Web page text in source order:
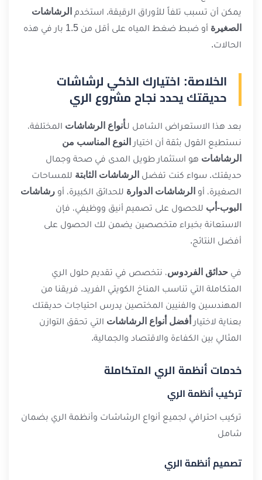
يمكن أن تسبب تلفاً للأوراق الرقيقة. استخدم
الرشاشات
الصغيرة
أو ضبط ضغط المياه على أقل من 1.5 بار في هذه
الحالات.
الخلاصة: اختيارك الذكي لرشاشات
حديقتك يحدد نجاح مشروع الري
بعد هذا الاستعراض الشامل لـأنواع الرشاشات المختلفة،
نستطيع القول بثقة أن اختيار
النوع المناسب من
الرشاشات هو استثمار طويل المدى في صحة وجمال
حديقتك. سواء كنت تفضل الرشاشات الثابتة للمساحات
الصغيرة، أو الرشاشات الدوارة للحدائق الكبيرة، أو رشاشات
البوب-أب للحصول على تصميم أنيق ووظيفي، فإن
الاستعانة بخبراء متخصصين يضمن لك الحصول على
أفضل النتائج.
في حدائق الفردوس، نتخصص في تقديم حلول الري
المتكاملة التي تناسب المناخ الكويتي الفريد. فريقنا من
المهندسين والفنيين المختصين يدرس احتياجات حديقتك
بعناية لاختيار
أفضل أنواع الرشاشات التي تحقق التوازن
المثالي بين الكفاءة والاقتصاد والجمالية.
خدمات أنظمة الري المتكاملة
تركيب أنظمة الري
تركيب احترافي لجميع أنواع الرشاشات وأنظمة الري بضمان
شامل
تصميم أنظمة الري